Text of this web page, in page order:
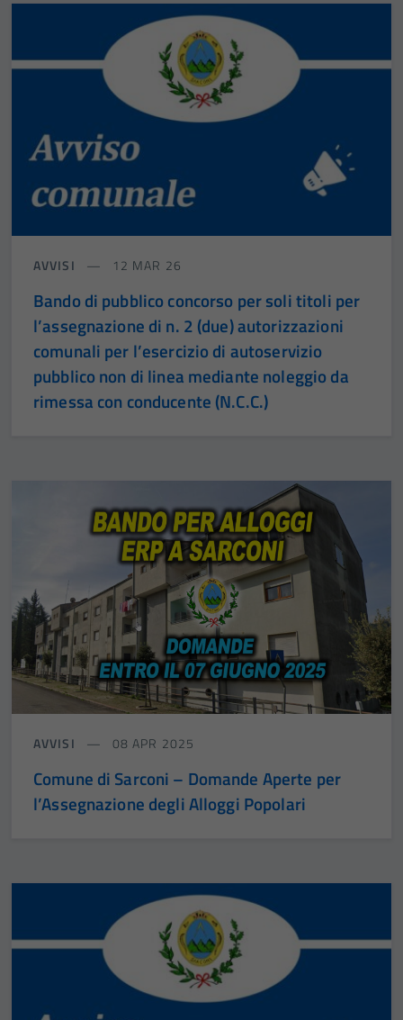
AVVISI 12 MAR 26
Bando di pubblico concorso per soli titoli per
l’assegnazione di n. 2 (due) autorizzazioni
comunali per l’esercizio di autoservizio
pubblico non di linea mediante noleggio da
rimessa con conducente (N.C.C.)
AVVISI 08 APR 2025
Comune di Sarconi – Domande Aperte per
l’Assegnazione degli Alloggi Popolari